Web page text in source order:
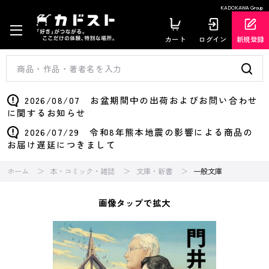
KADOKAWA Group
カート ログイン 新規登録
2026/08/07 お盆期間中の出荷およびお問い合わせ
に関するお知らせ
2026/07/29 令和8年熊本地震の影響による商品の
お届け遅延につきまして
ホーム 本・コミック・雑誌 文庫・新書 一般文庫
画像タップで拡大